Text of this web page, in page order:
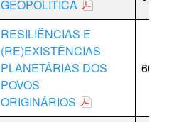
GEOPOLÍTICA
RESILIÊNCIAS E
(RE)EXISTÊNCIAS
PLANETÁRIAS DOS
POVOS
ORIGINÁRIOS
60